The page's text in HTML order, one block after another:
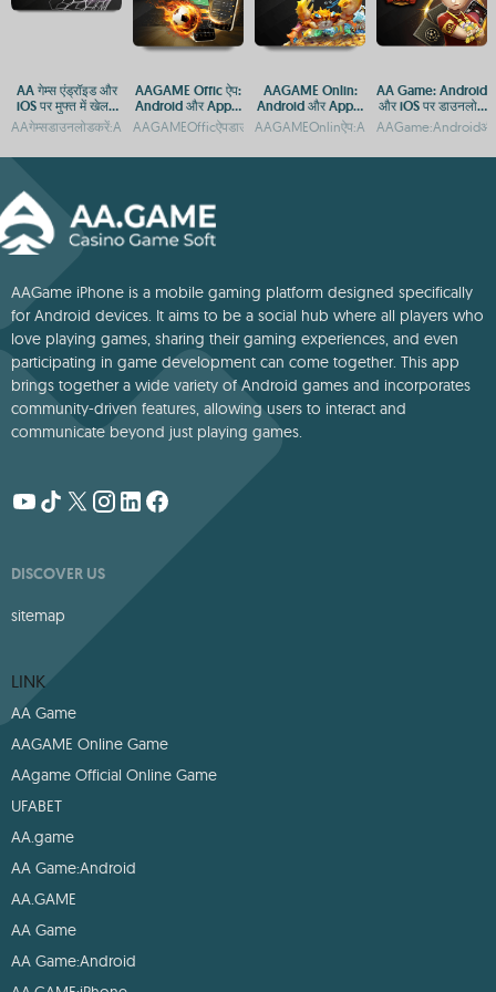
AA गेम्स एंड्रॉइड और
iOS पर मुफ्त में खेलने
के लिए डाउनलोड करें
AAGAME Offic ऐप:
Android और Apple
के लिए डाउनलोड गाइड
AAGAME Onlin:
Android और Apple
प्लेटफ़ॉर्म पर एक्सेस और
APP डाउनलोड गाइड
AA Game: Android
और iOS पर डाउनलोड
और एक्सेस गाइड
AAGame iPhone is a mobile gaming platform designed specifically
for Android devices. It aims to be a social hub where all players who
love playing games, sharing their gaming experiences, and even
participating in game development can come together. This app
brings together a wide variety of Android games and incorporates
community-driven features, allowing users to interact and
communicate beyond just playing games.
DISCOVER US
sitemap
LINK
AA Game
AAGAME Online Game
AAgame Official Online Game
UFABET
AA.game
AA Game:Android
AA.GAME
AA Game
AA Game:Android